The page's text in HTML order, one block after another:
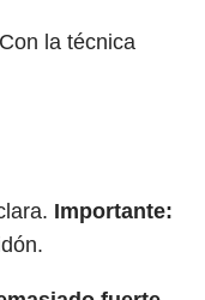
la técnica
Importante: